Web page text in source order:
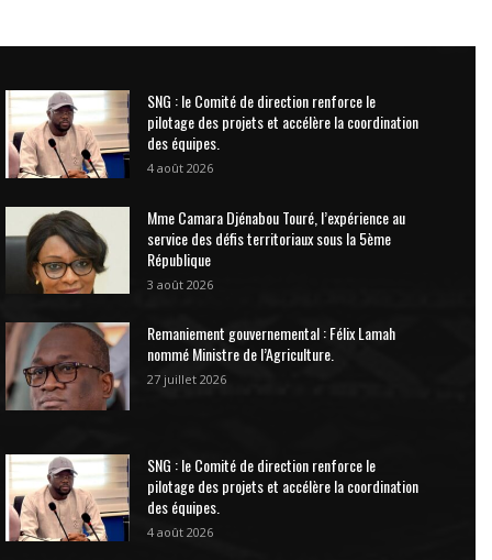
SNG : le Comité de direction renforce le
pilotage des projets et accélère la coordination
des équipes.
4 août 2026
Mme Camara Djénabou Touré, l’expérience au
service des défis territoriaux sous la 5ème
République
3 août 2026
Remaniement gouvernemental : Félix Lamah
nommé Ministre de l’Agriculture.
27 juillet 2026
SNG : le Comité de direction renforce le
pilotage des projets et accélère la coordination
des équipes.
4 août 2026